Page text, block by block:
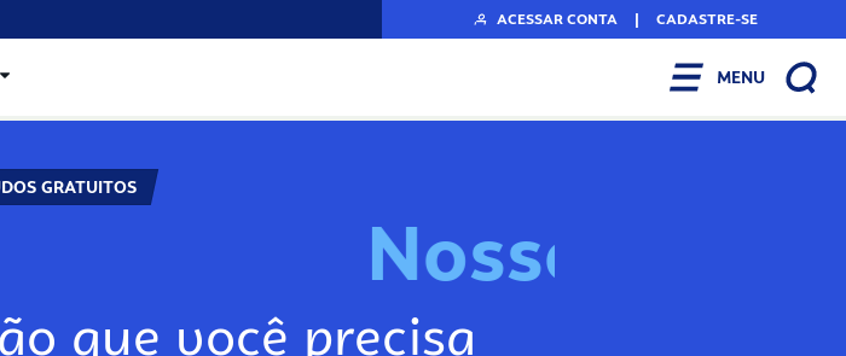
ACESSAR CONTA | CADASTRE-SE
MENU
GRATUITOS
Nosso
que você precisa